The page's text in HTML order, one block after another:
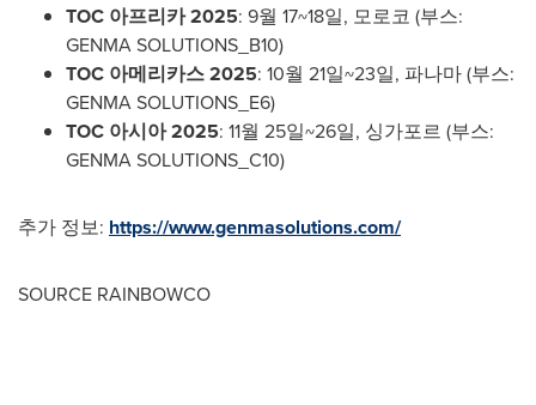
TOC 아프리카2025: 9월 17~18일, 모로코 (부스:
GENMA SOLUTIONS_B10)
TOC 아메리카스2025: 10월 21일~23일, 파나마 (부스:
GENMA SOLUTIONS_E6)
TOC 아시아2025: 11월 25일~26일, 싱가포르 (부스:
GENMA SOLUTIONS_C10)
추가 정보: https://www.genmasolutions.com/
SOURCE RAINBOWCO